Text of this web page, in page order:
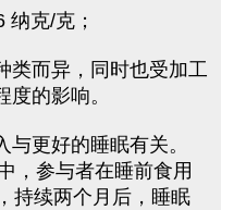
克/克；
类而异，同时也受加工
的影响。
更好的睡眠有关。
，参与者在睡前食用
持续两个月后，睡眠